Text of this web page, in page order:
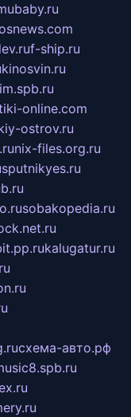
f-ship.ru
kinosvin.ru
online.com
ostrov.ru
nix-files.org.ru
sputnikyes.ru
sobakopedia.ru
kalugatur.ru
схема-авто.рф